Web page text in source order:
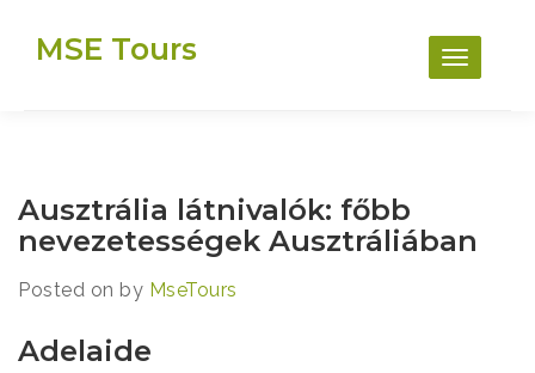
MSE Tours
Ausztrália látnivalók: főbb
nevezetességek Ausztráliában
Posted on by MseTours
Adelaide